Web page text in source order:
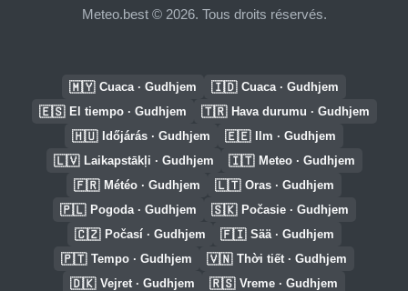
Meteo.best © 2026. Tous droits réservés.
🇲🇾 Cuaca · Gudhjem 🇮🇩 Cuaca · Gudhjem
🇪🇸 El tiempo · Gudhjem 🇹🇷 Hava durumu · Gudhjem
🇭🇺 Időjárás · Gudhjem 🇪🇪 Ilm · Gudhjem
🇱🇻 Laikapstākļi · Gudhjem 🇮🇹 Meteo · Gudhjem
🇫🇷 Météo · Gudhjem 🇱🇹 Oras · Gudhjem
🇵🇱 Pogoda · Gudhjem 🇸🇰 Počasie · Gudhjem
🇨🇿 Počasí · Gudhjem 🇫🇮 Sää · Gudhjem
🇵🇹 Tempo · Gudhjem 🇻🇳 Thời tiết · Gudhjem
🇩🇰 Vejret · Gudhjem 🇷🇸 Vreme · Gudhjem